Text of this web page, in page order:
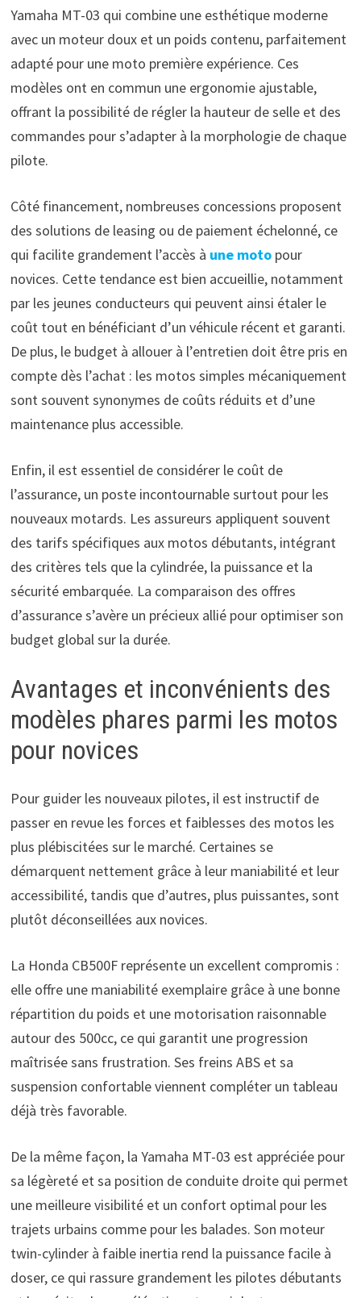
Yamaha MT-03 qui combine une esthétique moderne
avec un moteur doux et un poids contenu, parfaitement
adapté pour une moto première expérience. Ces
modèles ont en commun une ergonomie ajustable,
offrant la possibilité de régler la hauteur de selle et des
commandes pour s’adapter à la morphologie de chaque
pilote.
Côté financement, nombreuses concessions proposent
des solutions de leasing ou de paiement échelonné, ce
qui facilite grandement l’accès à une motopour
novices. Cette tendance est bien accueillie, notamment
par les jeunes conducteurs qui peuvent ainsi étaler le
coût tout en bénéficiant d’un véhicule récent et garanti.
De plus, le budget à allouer à l’entretien doit être pris en
compte dès l’achat : les motos simples mécaniquement
sont souvent synonymes de coûts réduits et d’une
maintenance plus accessible.
Enfin, il est essentiel de considérer le coût de
l’assurance, un poste incontournable surtout pour les
nouveaux motards. Les assureurs appliquent souvent
des tarifs spécifiques aux motos débutants, intégrant
des critères tels que la cylindrée, la puissance et la
sécurité embarquée. La comparaison des offres
d’assurance s’avère un précieux allié pour optimiser son
budget global sur la durée.
Avantages et inconvénients des
modèles phares parmi les motos
pour novices
Pour guider les nouveaux pilotes, il est instructif de
passer en revue les forces et faiblesses des motos les
plus plébiscitées sur le marché. Certaines se
démarquent nettement grâce à leur maniabilité et leur
accessibilité, tandis que d’autres, plus puissantes, sont
plutôt déconseillées aux novices.
La Honda CB500F représente un excellent compromis :
elle offre une maniabilité exemplaire grâce à une bonne
répartition du poids et une motorisation raisonnable
autour des 500cc, ce qui garantit une progression
maîtrisée sans frustration. Ses freins ABS et sa
suspension confortable viennent compléter un tableau
déjà très favorable.
De la même façon, la Yamaha MT-03 est appréciée pour
sa légèreté et sa position de conduite droite qui permet
une meilleure visibilité et un confort optimal pour les
trajets urbains comme pour les balades. Son moteur
twin-cylinder à faible inertia rend la puissance facile à
doser, ce qui rassure grandement les pilotes débutants